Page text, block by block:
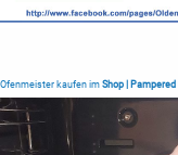
Ofenmeister kaufen im Shop |